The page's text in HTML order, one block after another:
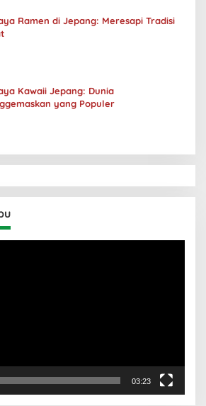
Ramen di Jepang: Meresapi Tradisi
Kawaii Jepang: Dunia
yang Populer
03:23